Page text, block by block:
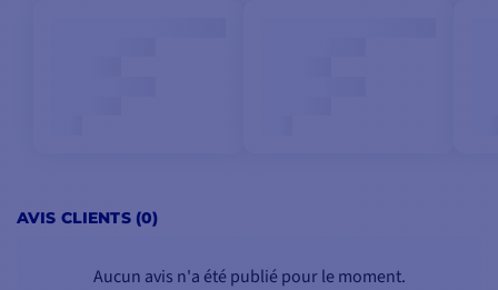
AVIS CLIENTS (0)
Aucun avis n'a été publié pour le moment.